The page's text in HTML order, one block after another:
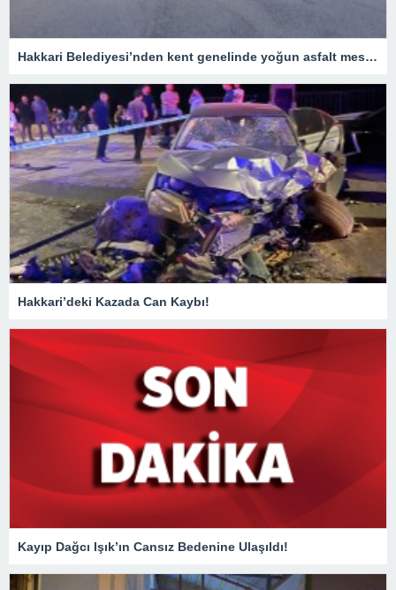
Hakkari Belediyesi’nden kent genelinde yoğun asfalt mesaisi
Hakkari’deki Kazada Can Kaybı!
Kayıp Dağcı Işık’ın Cansız Bedenine Ulaşıldı!